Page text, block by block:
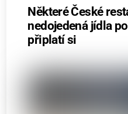
Některé České
nedojedená jídla
připlatí si